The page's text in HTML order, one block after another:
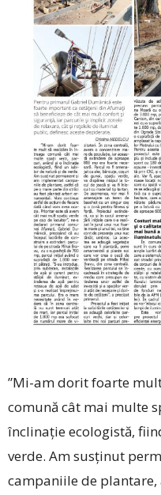
”Mi-am dorit foarte
comună cât mai multe
înclinație ecologistă,
verde. Am susținut
campaniile de